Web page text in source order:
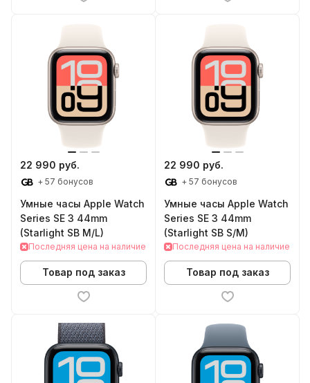
22 990 руб.
+ 57 бонусов
Умные часы Apple Watch
Series SE 3 44mm
(Starlight SB M/L)
Последняя цена на наличие
Товар под заказ
22 990 руб.
+ 57 бонусов
Умные часы Apple Watch
Series SE 3 44mm
(Starlight SB S/M)
Последняя цена на наличие
Товар под заказ